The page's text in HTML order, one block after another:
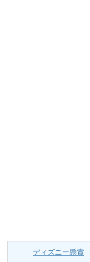
ディズニー懸賞